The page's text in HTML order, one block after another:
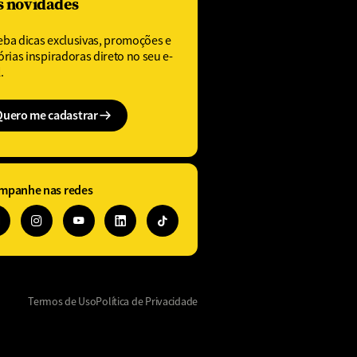
dicas exclusivas, promoções e
inspiradoras direto no seu e-
me cadastrar
nas redes
Termos de UsoPolítica de Privacidade